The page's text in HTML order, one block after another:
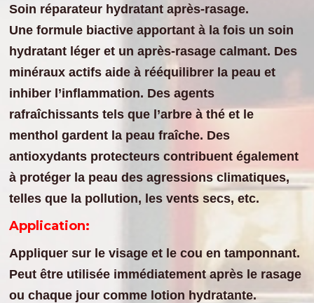
Soin réparateur hydratant après-rasage.
Une formule biactive apportant à la fois un soin
hydratant léger et un après-rasage calmant. Des
minéraux actifs aide à rééquilibrer la peau et
inhiber l’inflammation. Des agents
rafraîchissants tels que l’arbre à thé et le
menthol gardent la peau fraîche. Des
antioxydants protecteurs contribuent également
à protéger la peau des agressions climatiques,
telles que la pollution, les vents secs, etc.
Application:
Appliquer sur le visage et le cou en tamponnant.
Peut être utilisée immédiatement après le rasage
ou chaque jour comme lotion hydratante.